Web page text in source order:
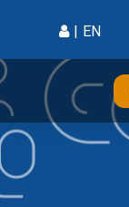
EN
|